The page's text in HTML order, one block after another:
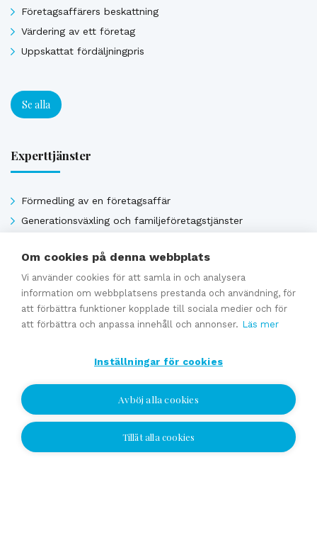
Företagsaffärers beskattning
Värdering av ett företag
Uppskattat fördäljningpris
Se alla
Experttjänster
Förmedling av en företagsaffär
Generationsväxling och familjeföretagstjänster
Uppskattat försäljningpris
Affärsavtal
Jag vill bli kontaktad
Om cookies på denna webbplats
Vi använder cookies för att samla in och analysera
information om webbplatsens prestanda och användning, för
att förbättra funktioner kopplade till sociala medier och för
att förbättra och anpassa innehåll och annonser. Läs mer
Inställningar för cookies
Avböj alla cookies
Tillåt alla cookies